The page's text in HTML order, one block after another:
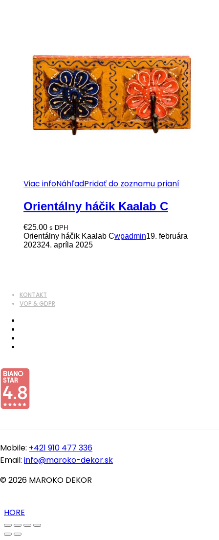
Viac infoNáhľadPridať do zoznamu prianí
Orientálny háčik Kaalab C
€25.00 s DPH
Orientálny háčik Kaalab Cwpadmin19. februára
202324. apríla 2025
KONTAKT
VOP & GDPR
Mobile: +421 910 477 336
Email: info@maroko-dekor.sk
© 2026 MAROKO DEKOR
HORE